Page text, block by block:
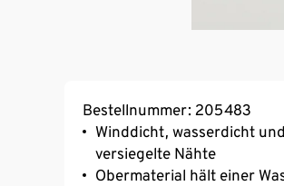
Bestellnummer: 205483
Winddicht, wasserdicht
versiegelte Nähte
Obermaterial hält einer